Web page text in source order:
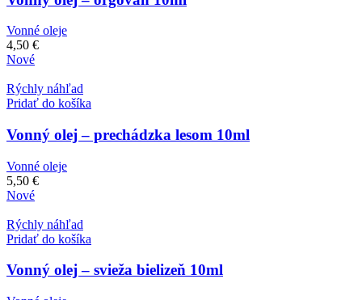
Vonné oleje
4,50 €
Nové
Rýchly náhľad
Pridať do košíka
Vonný olej – prechádzka lesom 10ml
Vonné oleje
5,50 €
Nové
Rýchly náhľad
Pridať do košíka
Vonný olej – svieža bielizeň 10ml